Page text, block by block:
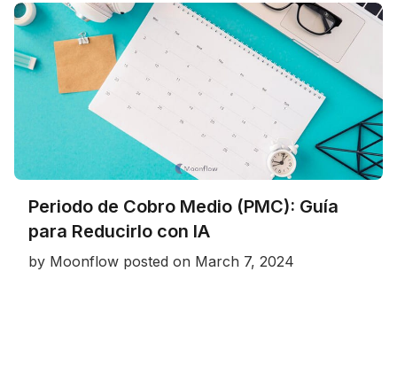
Periodo de Cobro Medio (PMC): Guía
para Reducirlo con IA
by Moonflow posted on March 7, 2024